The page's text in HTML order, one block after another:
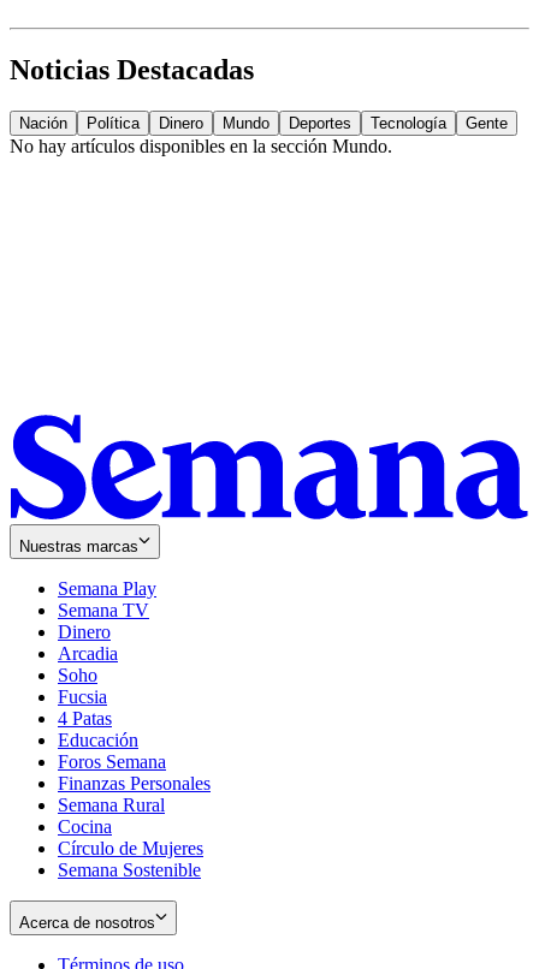
Noticias Destacadas
Nación Política Dinero Mundo Deportes Tecnología Gente
No hay artículos disponibles en la sección Mundo.
Nuestras marcas
Semana Play
Semana TV
Dinero
Arcadia
Soho
in
new
window
Fucsia
in
new
window
4 Patas
Educación
Foros Semana
Finanzas Personales
Semana Rural
Cocina
Círculo de Mujeres
Semana Sostenible
Acerca de nosotros
Términos de uso